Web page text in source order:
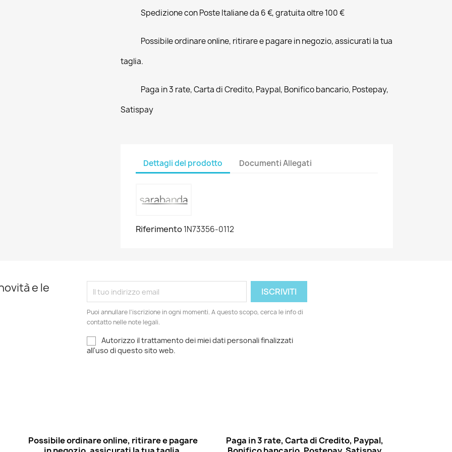
Spedizione con Poste Italiane da 6 €, gratuita oltre 100 €
Possibile ordinare online, ritirare e pagare in negozio, assicurati la tua
taglia.
Paga in 3 rate, Carta di Credito, Paypal, Bonifico bancario, Postepay,
Satispay
Dettagli del prodotto Documenti Allegati
Riferimento1N73356-0112
e le
Puoi annullare l'iscrizione in ogni momenti. A questo scopo, cerca le info di
contatto nelle note legali.
Autorizzo il trattamento dei miei dati personali finalizzati
all'uso di questo sito web.
Possibile ordinare online, ritirare e pagare
Paga in 3 rate, Carta di Credito, Paypal,